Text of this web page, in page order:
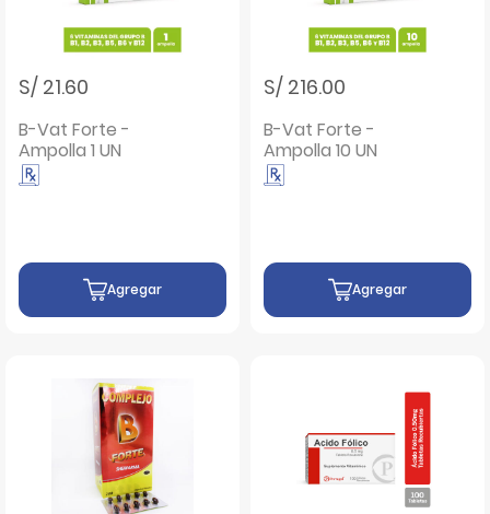
S/ 21.60
B-Vat Forte -
Ampolla 1 UN
Agregar
S/ 216.00
B-Vat Forte -
Ampolla 10 UN
Agregar